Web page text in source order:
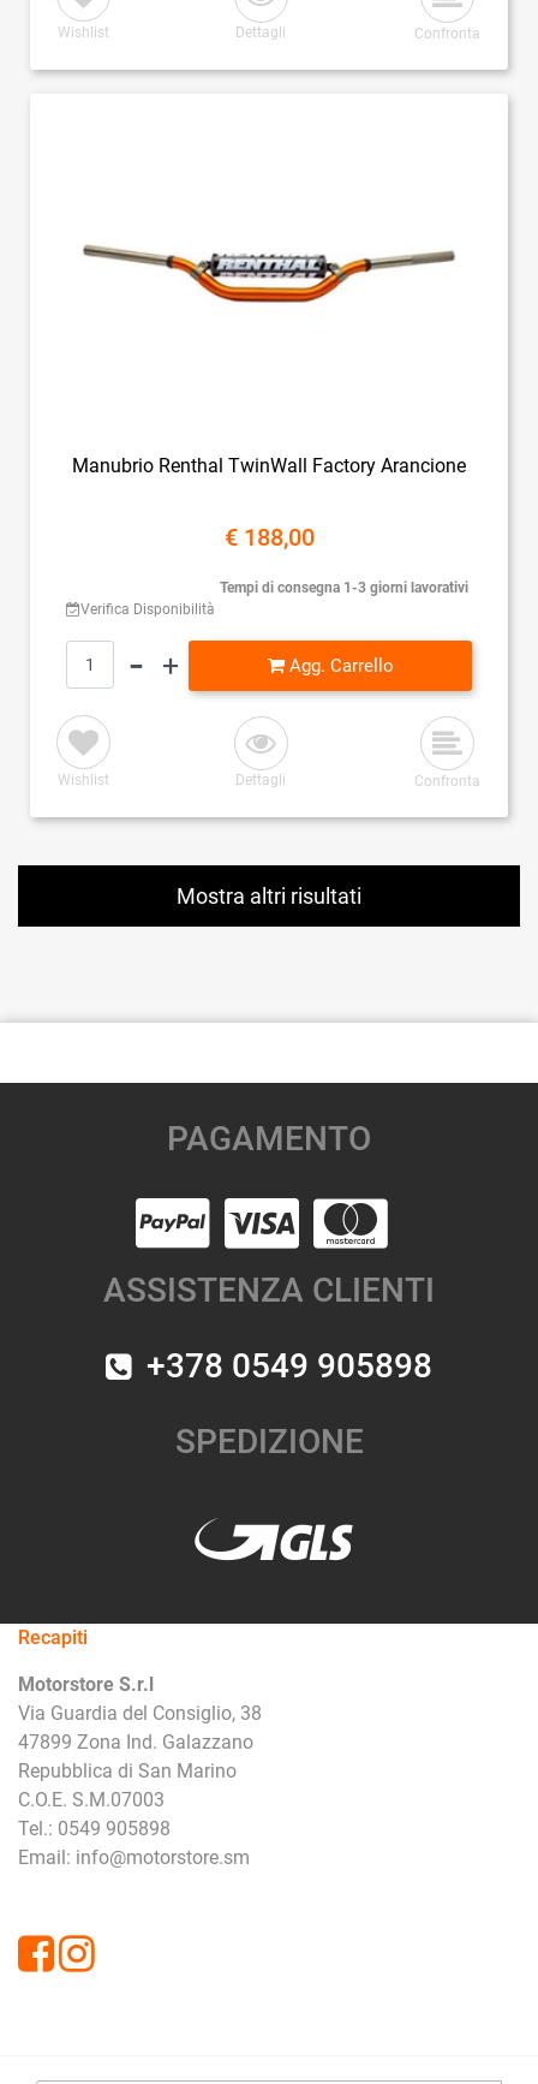
Wishlist Dettagli Confronta
Manubrio Renthal TwinWall Factory Arancione
€ 188,00
Verifica Disponibilità
Tempi di consegna 1-3 giorni lavorativi
Quantità
Agg. Carrello
Wishlist Dettagli Confronta
Mostra altri risultati
PAGAMENTO
ASSISTENZA CLIENTI
+378 0549 905898
SPEDIZIONE
Recapiti
Motorstore S.r.l
Via Guardia del Consiglio, 38
47899 Zona Ind. Galazzano
Repubblica di San Marino
C.O.E. S.M.07003
Tel.: 0549 905898
Email: info@motorstore.sm
FacebookInstagram